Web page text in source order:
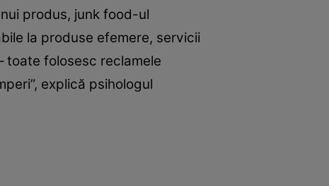
produs, junk food-ul
la produse efemere, servicii
toate folosesc reclamele
explică psihologul